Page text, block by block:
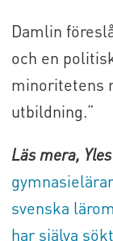
Damlin
och en
minoritetens
utbildning.”
Läs mera,
svenska
har själva